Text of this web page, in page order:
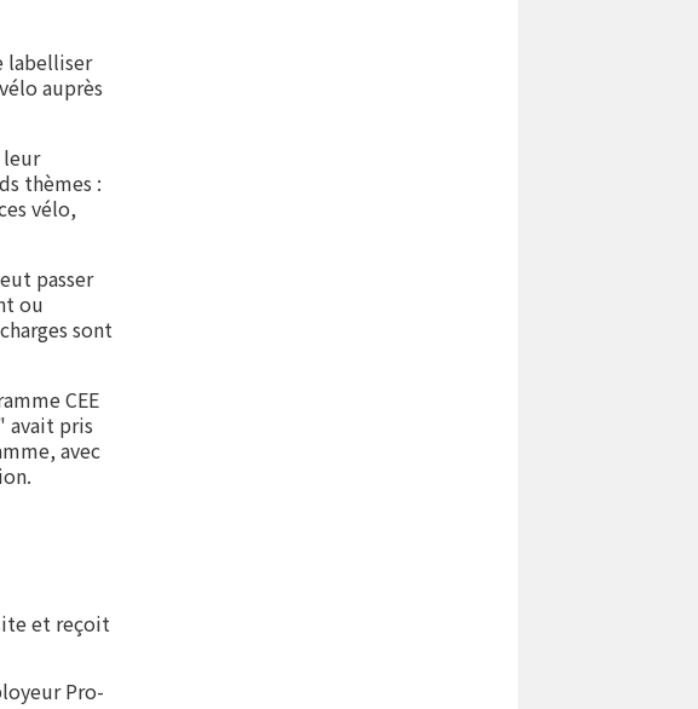
labelliser
auprès
leur
thèmes :
vélo,
passer
ou
sont
CEE
avait pris
avec
et reçoit
Pro-